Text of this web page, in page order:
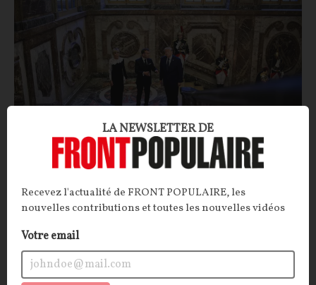
L’accord Etats-Unis-Iran signé à Versailles,
une humiliation pour la France
CONTRIBUTION / OPINION.Le château de Versailles,
tout court, a servi la semaine dernière de scène à une
curieuse pièce de théâtre : l'humiliation de la France
avec Emmanuel Macron à la mise en scène.
LA NEWSLETTER DE
Recevez l'actualité de FRONT POPULAIRE, les
nouvelles contributions et toutes les nouvelles vidéos
Votre email